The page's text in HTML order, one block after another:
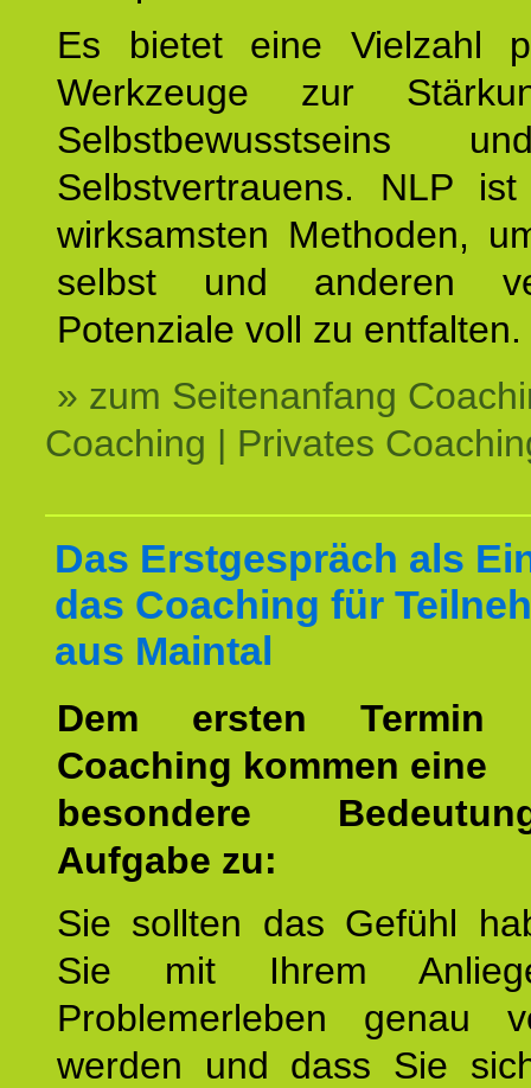
Es bietet eine Vielzahl
Werkzeuge zur
Selbstbewusstseins
Selbstvertrauens. NLP
wirksamsten Methoden,
selbst und anderen
Potenziale voll zu entfalten.
» zum Seitenanfang
Coaching | Privates
Das Erstgespräch als
das Coaching für
aus Maintal
Dem ersten
Coaching kommen eine
besondere
Aufgabe zu:
Sie sollten das Gefühl
Sie mit Ihrem
Problemerleben genau
werden und dass Sie